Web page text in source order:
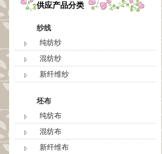
供应产品分类
纱线
纯纺纱
混纺纱
新纤维纱
坯布
纯纺布
混纺布
新纤维布